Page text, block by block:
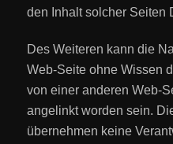
den Inhalt solcher Seiten
Des Weiteren kann die
Web-Seite ohne Wissen
von einer anderen Web-
angelinkt worden sein.
übernehmen keine